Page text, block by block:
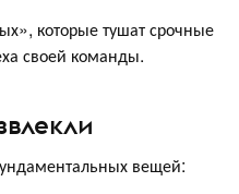
которые тушат срочные
своей команды.
вещей: